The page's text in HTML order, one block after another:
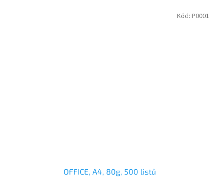
OFFICE, A4, 80g, 500 listů
Kód: P0001